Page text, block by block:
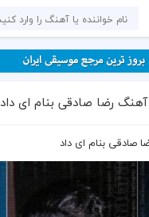
آهنگ رضا صادقی بنام ای داد
صادقی بنام ای داد